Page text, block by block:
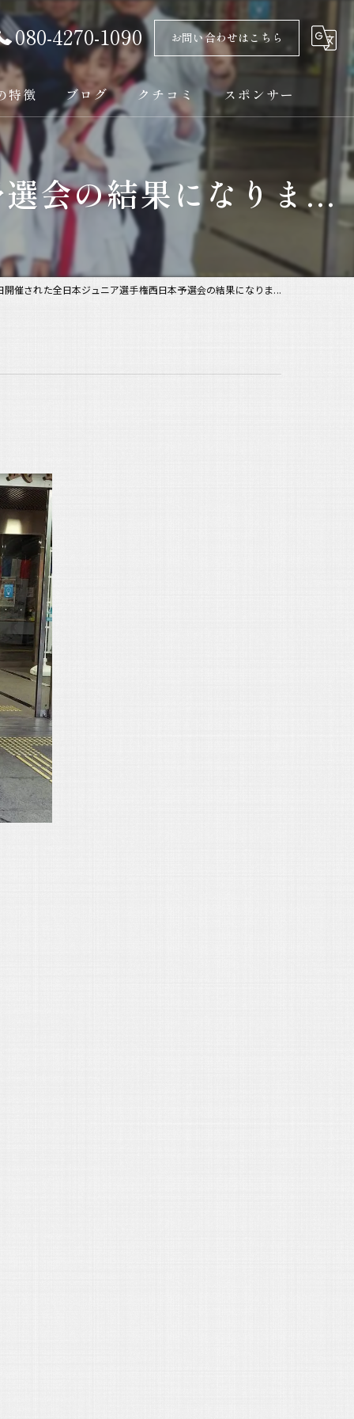
080-4270-1090 お問い合わせはこちら
特徴 ブログ クチコミ スポンサー
会の結果になりま...
開催された全日本ジュニア選手権西日本予選会の結果になりま...